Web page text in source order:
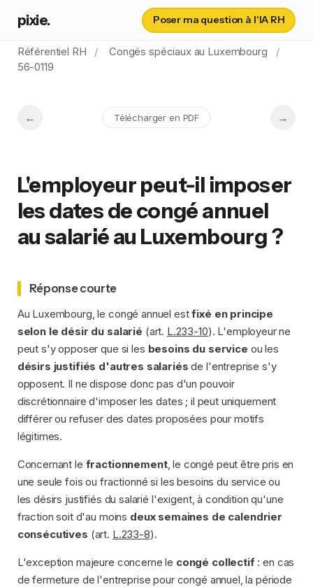
pixie. Poser ma question à l'IA RH
Référentiel RH
Congés spéciaux au Luxembourg
56-0119
Télécharger en PDF
L'employeur peut-il imposer
les dates de congé annuel
au salarié au Luxembourg ?
Réponse courte
Au Luxembourg, le congé annuel estfixé en principe
selon le désir du salarié (art. L.233-10). L'employeur ne
peut s'y opposer que si les besoins du service ou les
désirs justifiés d'autres salariés de l'entreprise s'y
opposent. Il ne dispose donc pas d'un pouvoir
discrétionnaire d'imposer les dates ; il peut uniquement
différer ou refuser des dates proposées pour motifs
légitimes.
Concernant le fractionnement, le congé peut être pris en
une seule fois ou fractionné si les besoins du service ou
les désirs justifiés du salarié l'exigent, à condition qu'une
fraction soit d'au moins deux semaines de calendrier
consécutives (art. L.233-8).
L'exception majeure concerne le congé collectif: en cas
de fermeture de l'entreprise pour congé annuel, la période